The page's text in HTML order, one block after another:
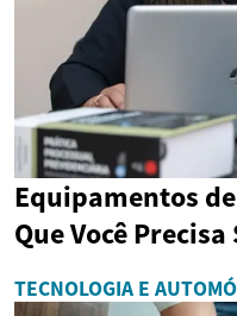
Equipamentos
Que Você Precisa
TECNOLOGIA E